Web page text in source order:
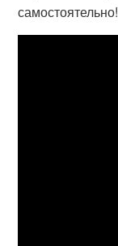
самостоятельно!